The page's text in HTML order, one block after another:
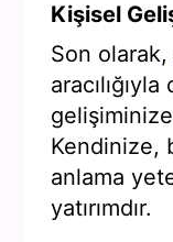
Kişisel
Son olarak,
Kendinize,
anlama
yatırımdır.